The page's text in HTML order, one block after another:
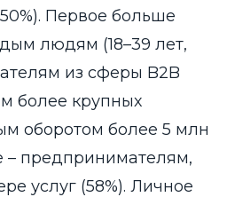
Первое больше
людям (18–39 лет,
из сферы B2B
более крупных
оборотом более 5 млн
– предпринимателям,
услуг (58%). Личное